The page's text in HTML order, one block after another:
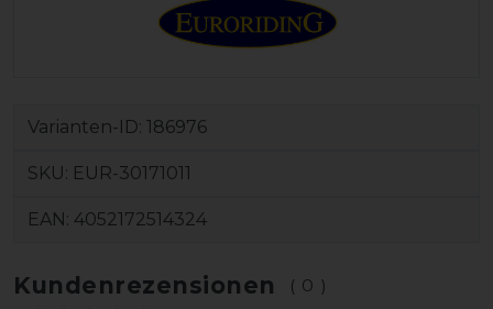
Varianten-ID: 186976
SKU: EUR-30171011
EAN: 4052172514324
Kundenrezensionen (0)